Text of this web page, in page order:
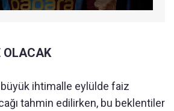
OLACAK
büyük ihtimalle eylülde faiz
tahmin edilirken, bu beklentiler